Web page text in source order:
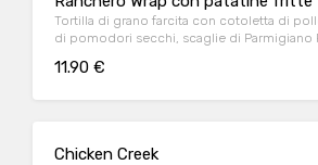
Tortilla di grano farcita con cotoletta di
di pomodori secchi, scaglie di Parmigiano
11.90 €
Chicken Creek